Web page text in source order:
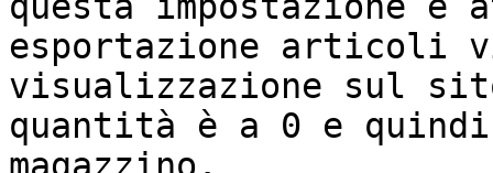
esportazione articoli
visualizzazione sul
quantità è a 0 e